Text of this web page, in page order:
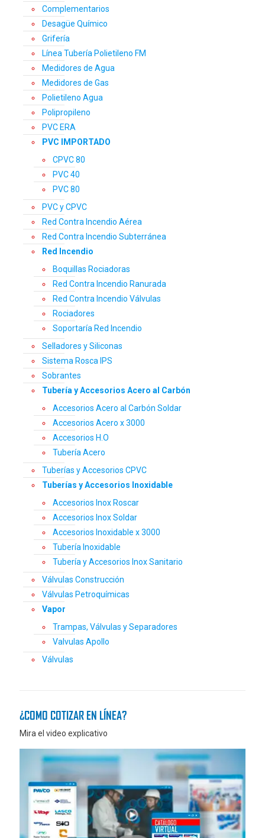
Complementarios
Desagüe Químico
Grifería
Línea Tubería Polietileno FM
Medidores de Agua
Medidores de Gas
Polietileno Agua
Polipropileno
PVC ERA
PVC IMPORTADO
CPVC 80
PVC 40
PVC 80
PVC y CPVC
Red Contra Incendio Aérea
Red Contra Incendio Subterránea
Red Incendio
Boquillas Rociadoras
Red Contra Incendio Ranurada
Red Contra Incendio Válvulas
Rociadores
Soportaría Red Incendio
Selladores y Siliconas
Sistema Rosca IPS
Sobrantes
Tubería y Accesorios Acero al Carbón
Accesorios Acero al Carbón Soldar
Accesorios Acero x 3000
Accesorios H.O
Tubería Acero
Tuberías y Accesorios CPVC
Tuberías y Accesorios Inoxidable
Accesorios Inox Roscar
Accesorios Inox Soldar
Accesorios Inoxidable x 3000
Tubería Inoxidable
Tubería y Accesorios Inox Sanitario
Válvulas Construcción
Válvulas Petroquímicas
Vapor
Trampas, Válvulas y Separadores
Valvulas Apollo
Válvulas
¿COMO COTIZAR EN LÍNEA?
Mira el video explicativo